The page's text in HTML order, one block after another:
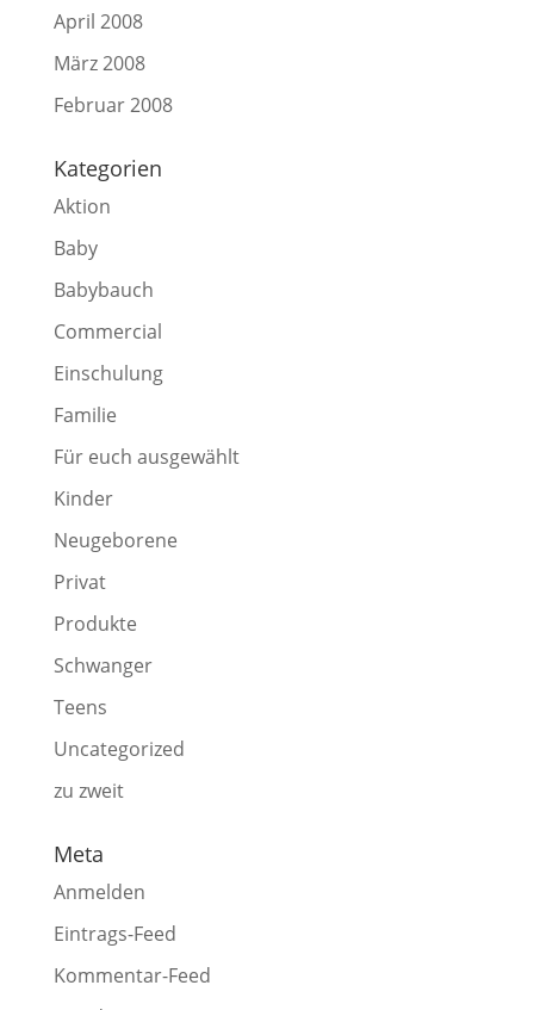
April 2008
März 2008
Februar 2008
Kategorien
Aktion
Baby
Babybauch
Commercial
Einschulung
Familie
Für euch ausgewählt
Kinder
Neugeborene
Privat
Produkte
Schwanger
Teens
Uncategorized
zu zweit
Meta
Anmelden
Eintrags-Feed
Kommentar-Feed